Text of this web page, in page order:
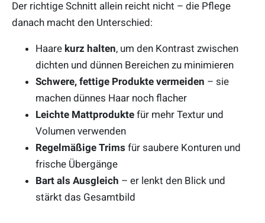
Der richtige Schnitt allein reicht nicht – die Pflege
danach macht den Unterschied:
Haare kurz halten, um den Kontrast zwischen
dichten und dünnen Bereichen zu minimieren
Schwere, fettige Produkte vermeiden – sie
machen dünnes Haar noch flacher
Leichte Mattprodukte für mehr Textur und
Volumen verwenden
Regelmäßige Trims für saubere Konturen und
frische Übergänge
Bart als Ausgleich – er lenkt den Blick und
stärkt das Gesamtbild